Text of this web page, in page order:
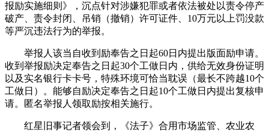
报励实施细则》，沉点针对涉嫌犯罪或者依法被处以责令停产
破产、责令封闭、吊销（撤销）许可证件、10万元以上罚没款
等严沉违法行为的举报。
举报人该当自收到励奉告之日起60日内提出版面励申请。
收到举报励决定奉告之日起30个工做日内，供给无效身份证明
以及实名银行卡卡号，特殊环境可恰当耽误（最长不跨越10个
工做日）。能够自励决定奉告之日起10个工做日内提出复核申
请。匿名举报人领取励按相关施行。
红星旧事记者领会到，《法子》合用市场监管、农业农